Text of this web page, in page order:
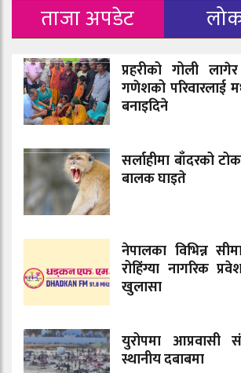
ताजा अपडेट
प्रहरीको गोली
गणेशको परिवारलाई
बनाइदिने
सर्लाहीमा बाँदरको
बालक घाइते
नेपालका विभिन्न
रोहिंग्या नागरिक
खुलासा
युरोपमा
स्थानीय दबाबमा